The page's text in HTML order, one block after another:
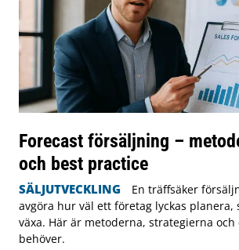
Forecast försäljning –
och best practice
SÄLJUTVECKLING
En träffsäker
avgöra hur väl ett företag lyckas planera,
växa. Här är metoderna, strategierna
behöver.